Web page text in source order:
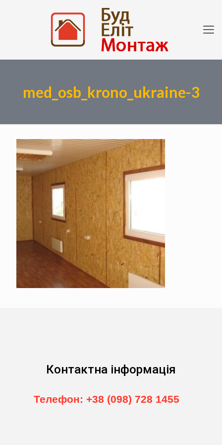
med_osb_krono_ukraine-3
Контактна інформація
Телефон: +38 (098) 728 1455